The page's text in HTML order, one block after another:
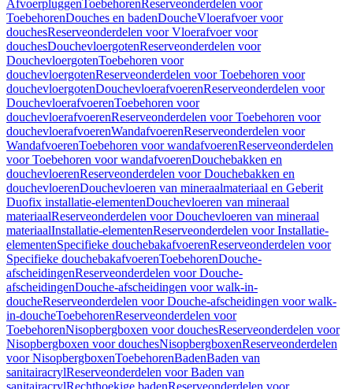
AfvoerpluggenToebehorenReserveonderdelen voor
ToebehorenDouches en badenDoucheVloerafvoer voor
douchesReserveonderdelen voor Vloerafvoer voor
douchesDouchevloergotenReserveonderdelen voor
DouchevloergotenToebehoren voor
douchevloergotenReserveonderdelen voor Toebehoren voor
douchevloergotenDouchevloerafvoerenReserveonderdelen voor
DouchevloerafvoerenToebehoren voor
douchevloerafvoerenReserveonderdelen voor Toebehoren voor
douchevloerafvoerenWandafvoerenReserveonderdelen voor
WandafvoerenToebehoren voor wandafvoerenReserveonderdelen
voor Toebehoren voor wandafvoerenDouchebakken en
douchevloerenReserveonderdelen voor Douchebakken en
douchevloerenDouchevloeren van mineraalmateriaal en Geberit
Duofix installatie-elementenDouchevloeren van mineraal
materiaalReserveonderdelen voor Douchevloeren van mineraal
materiaalInstallatie-elementenReserveonderdelen voor Installatie-
elementenSpecifieke douchebakafvoerenReserveonderdelen voor
Specifieke douchebakafvoerenToebehorenDouche-
afscheidingenReserveonderdelen voor Douche-
afscheidingenDouche-afscheidingen voor walk-in-
doucheReserveonderdelen voor Douche-afscheidingen voor walk-
in-doucheToebehorenReserveonderdelen voor
ToebehorenNisopbergboxen voor douchesReserveonderdelen voor
Nisopbergboxen voor douchesNisopbergboxenReserveonderdelen
voor NisopbergboxenToebehorenBadenBaden van
sanitairacrylReserveonderdelen voor Baden van
sanitairacrylRechthoekige badenReserveonderdelen voor